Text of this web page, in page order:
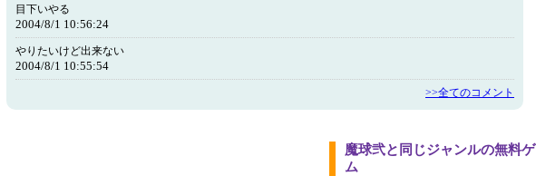
目下いやる
2004/8/1 10:56:24
やりたいけど出来ない
2004/8/1 10:55:54
>>全てのコメント
魔球弐と同じジャンルの無料
ム